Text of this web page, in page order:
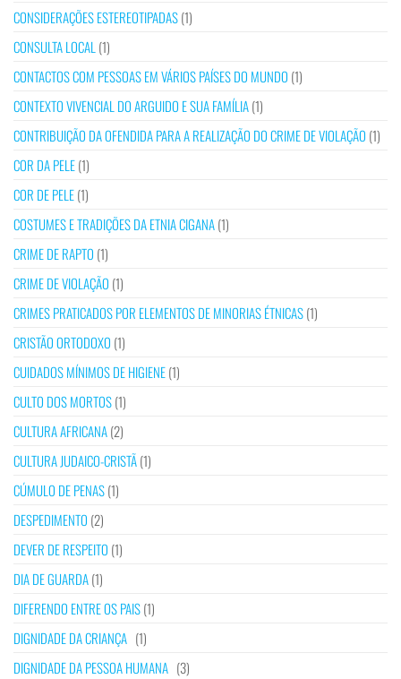
CONSIDERAÇÕES ESTEREOTIPADAS(1)
CONSULTA LOCAL (1)
CONTACTOS COM PESSOAS EM VÁRIOS PAÍSES DO MUNDO (1)
CONTEXTO VIVENCIAL DO ARGUIDO E SUA FAMÍLIA(1)
CONTRIBUIÇÃO DA OFENDIDA PARA A REALIZAÇÃO DO CRIME DE VIOLAÇÃO (1)
COR DA PELE(1)
COR DE PELE(1)
COSTUMES E TRADIÇÕES DA ETNIA CIGANA(1)
CRIME DE RAPTO (1)
CRIME DE VIOLAÇÃO (1)
CRIMES PRATICADOS POR ELEMENTOS DE MINORIAS ÉTNICAS(1)
CRISTÃO ORTODOXO (1)
CUIDADOS MÍNIMOS DE HIGIENE(1)
CULTO DOS MORTOS(1)
CULTURA AFRICANA(2)
CULTURA JUDAICO-CRISTÃ(1)
CÚMULO DE PENAS(1)
DESPEDIMENTO (2)
DEVER DE RESPEITO (1)
DIA DE GUARDA(1)
DIFERENDO ENTRE OS PAIS(1)
DIGNIDADE DA CRIANÇA (1)
DIGNIDADE DA PESSOA HUMANA (3)